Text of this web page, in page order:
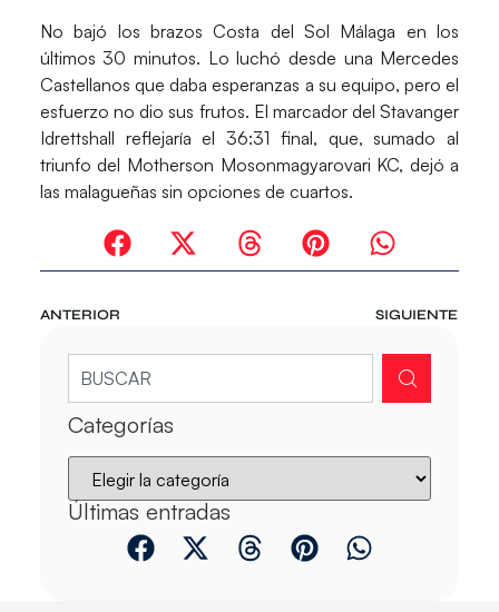
No bajó los brazos Costa del Sol Málaga en los
últimos 30 minutos. Lo luchó desde una Mercedes
Castellanos que daba esperanzas a su equipo, pero el
esfuerzo no dio sus frutos. El marcador del Stavanger
Idrettshall reflejaría el 36:31 final, que, sumado al
triunfo del Motherson Mosonmagyarovari KC, dejó a
las malagueñas sin opciones de cuartos.
ANTERIOR SIGUIENTE
Categorías
Últimas entradas